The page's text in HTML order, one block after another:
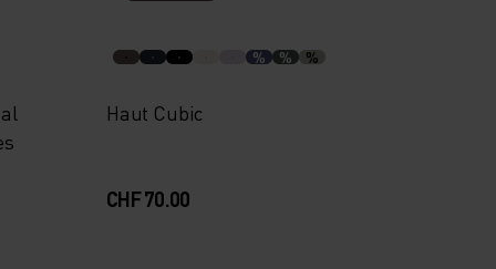
% % %
Haut Cubic
CHF 70.00